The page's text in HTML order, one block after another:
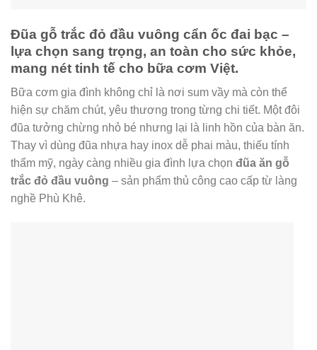
Đũa gỗ trắc đỏ đầu vuông cẩn ốc đai bạc –
lựa chọn sang trọng, an toàn cho sức khỏe,
mang nét tinh tế cho bữa cơm Việt.
Bữa cơm gia đình không chỉ là nơi sum vầy mà còn thể
hiện sự chăm chút, yêu thương trong từng chi tiết. Một đôi
đũa tưởng chừng nhỏ bé nhưng lại là linh hồn của bàn ăn.
Thay vì dùng đũa nhựa hay inox dễ phai màu, thiếu tính
thẩm mỹ, ngày càng nhiều gia đình lựa chọn đũa ăn gỗ
trắc đỏ đầu vuông – sản phẩm thủ công cao cấp từ làng
nghề Phù Khê.